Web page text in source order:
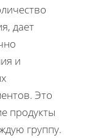
дает
и
Это
продукты
группу.